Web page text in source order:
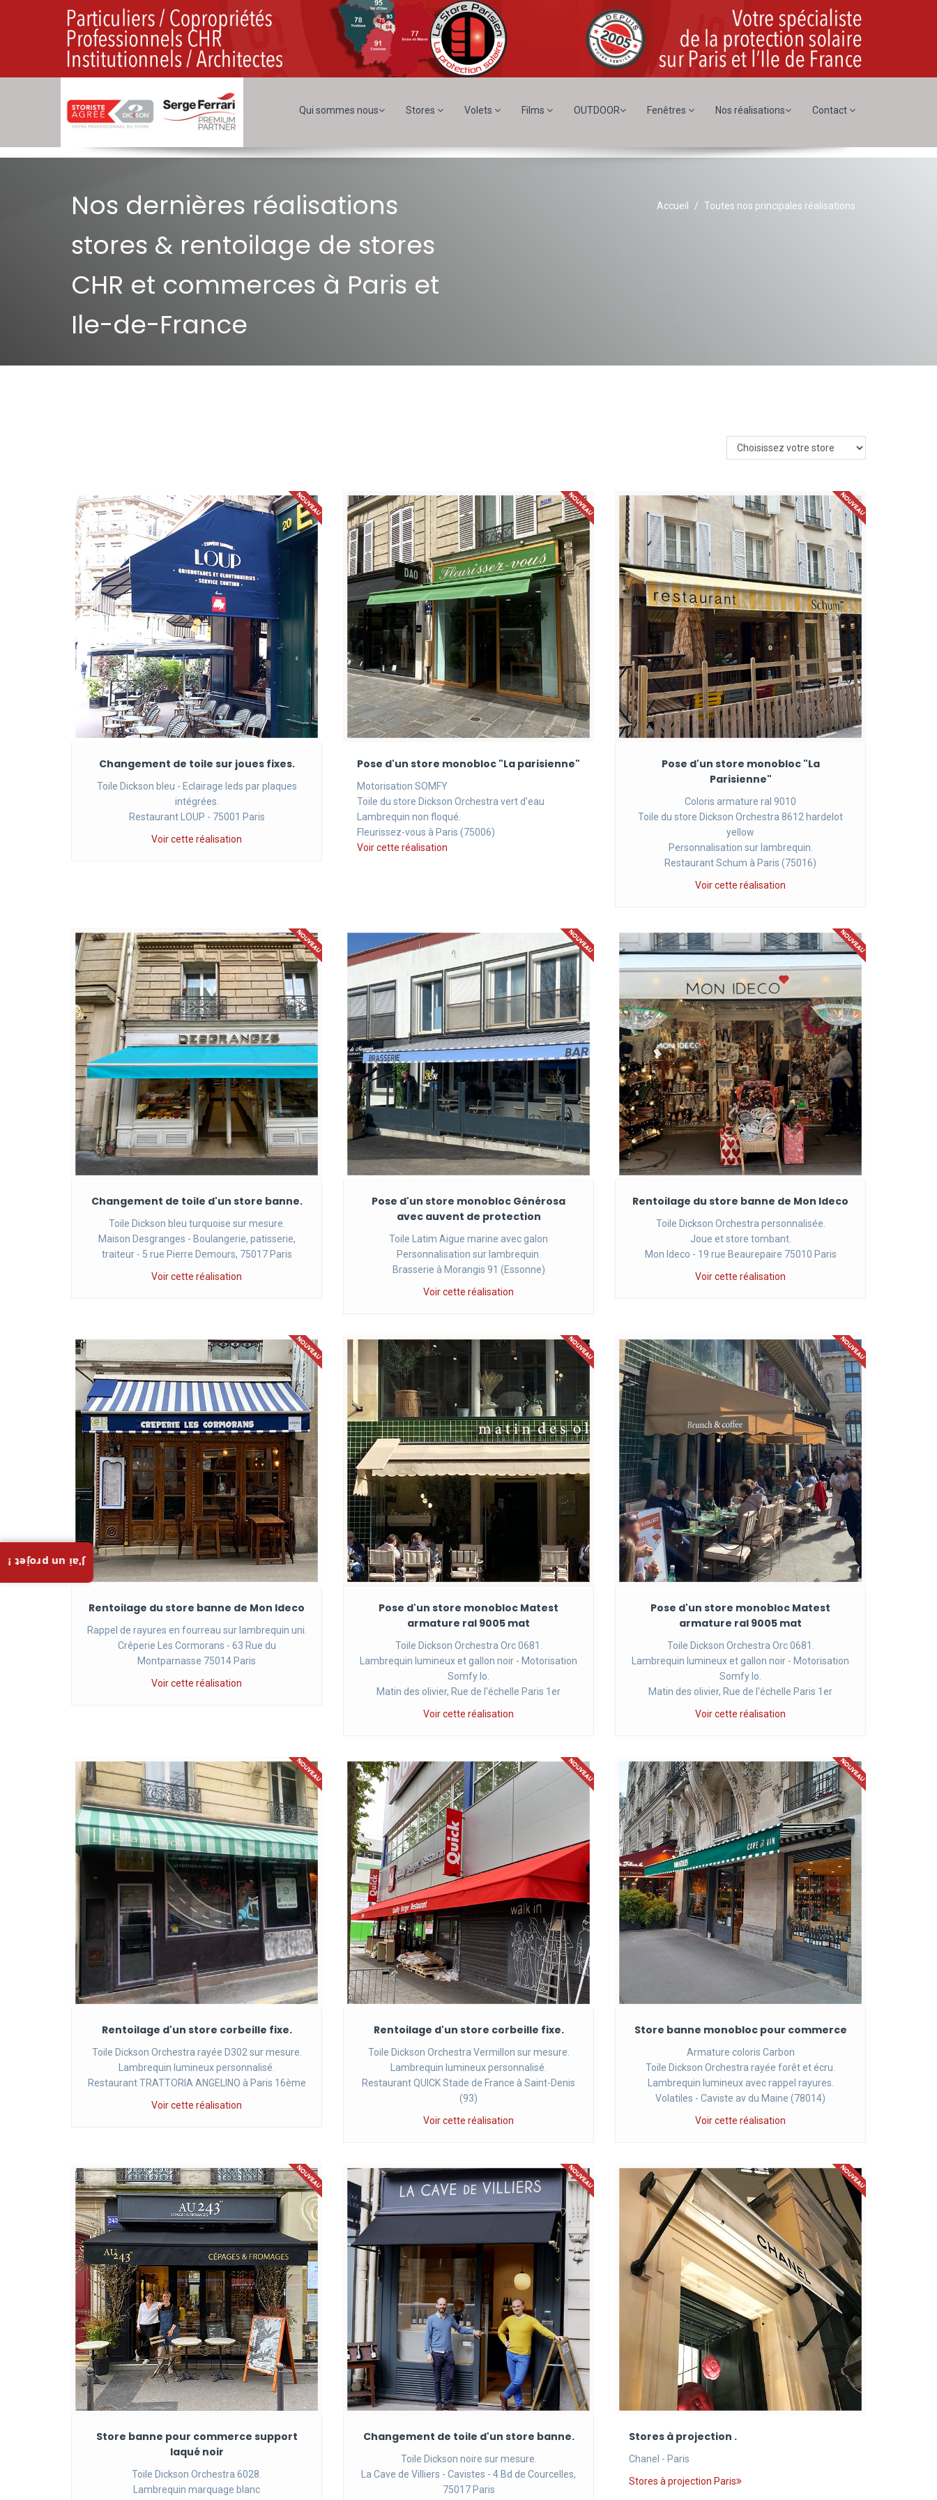
J'ai un projet !
Qui sommes nous Stores Volets Films OUTDOOR Fenêtres Nos réalisations Contact
Nos dernières réalisations
stores & rentoilage de stores
CHR et commerces à Paris et
Ile-de-France
Accueil Toutes nos principales réalisations
Changement de toile sur joues fixes.
Toile Dickson bleu - Eclairage leds par plaques
intégrées.
Restaurant LOUP - 75001 Paris
Voir cette réalisation
Pose d'un store monobloc "La parisienne"
Motorisation SOMFY
Toile du store Dickson Orchestra vert d'eau
Lambrequin non floqué.
Fleurissez-vous à Paris (75006)
Voir cette réalisation
Pose d'un store monobloc "La
Parisienne"
Coloris armature ral 9010
Toile du store Dickson Orchestra 8612 hardelot
yellow
Personnalisation sur lambrequin.
Restaurant Schum à Paris (75016)
Voir cette réalisation
Changement de toile d'un store banne.
Toile Dickson bleu turquoise sur mesure.
Maison Desgranges - Boulangerie, patisserie,
traiteur - 5 rue Pierre Demours, 75017 Paris
Voir cette réalisation
Pose d'un store monobloc Générosa
avec auvent de protection
Toile Latim Aigue marine avec galon
Personnalisation sur lambrequin.
Brasserie à Morangis 91 (Essonne)
Voir cette réalisation
Rentoilage du store banne de Mon Ideco
Toile Dickson Orchestra personnalisée.
Joue et store tombant.
Mon Ideco - 19 rue Beaurepaire 75010 Paris
Voir cette réalisation
Rentoilage du store banne de Mon Ideco
Rappel de rayures en fourreau sur lambrequin uni.
Crêperie Les Cormorans - 63 Rue du
Montparnasse 75014 Paris
Voir cette réalisation
Pose d'un store monobloc Matest
armature ral 9005 mat
Toile Dickson Orchestra Orc 0681.
Lambrequin lumineux et gallon noir - Motorisation
Somfy Io.
Matin des olivier, Rue de l'échelle Paris 1er
Voir cette réalisation
Pose d'un store monobloc Matest
armature ral 9005 mat
Toile Dickson Orchestra Orc 0681.
Lambrequin lumineux et gallon noir - Motorisation
Somfy Io.
Matin des olivier, Rue de l'échelle Paris 1er
Voir cette réalisation
Rentoilage d'un store corbeille fixe.
Toile Dickson Orchestra rayée D302 sur mesure.
Lambrequin lumineux personnalisé.
Restaurant TRATTORIA ANGELINO à Paris 16ème
Voir cette réalisation
Rentoilage d'un store corbeille fixe.
Toile Dickson Orchestra Vermillon sur mesure.
Lambrequin lumineux personnalisé.
Restaurant QUICK Stade de France à Saint-Denis
(93)
Voir cette réalisation
Store banne monobloc pour commerce
Armature coloris Carbon
Toile Dickson Orchestra rayée forêt et écru.
Lambrequin lumineux avec rappel rayures.
Volatiles - Caviste av du Maine (78014)
Voir cette réalisation
Store banne pour commerce support
laqué noir
Toile Dickson Orchestra 6028.
Lambrequin marquage blanc
Changement de toile d'un store banne.
Toile Dickson noire sur mesure.
La Cave de Villiers - Cavistes - 4 Bd de Courcelles,
75017 Paris
Stores à projection .
Chanel - Paris
Stores à projection Paris